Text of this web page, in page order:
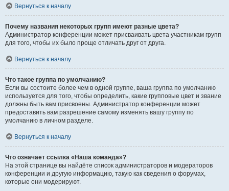
Вернуться к началу
Почему названия некоторых групп имеют разные цвета?
Администратор конференции может присваивать цвета участникам групп
для того, чтобы их было проще отличать друг от друга.
Вернуться к началу
Что такое группа по умолчанию?
Если вы состоите более чем в одной группе, ваша группа по умолчанию
используется для того, чтобы определить, какие групповые цвет и звание
должны быть вам присвоены. Администратор конференции может
предоставить вам разрешение самому изменять вашу группу по
умолчанию в личном разделе.
Вернуться к началу
Что означает ссылка «Наша команда»?
На этой странице вы найдёте список администраторов и модераторов
конференции и другую информацию, такую как сведения о форумах,
которые они модерируют.